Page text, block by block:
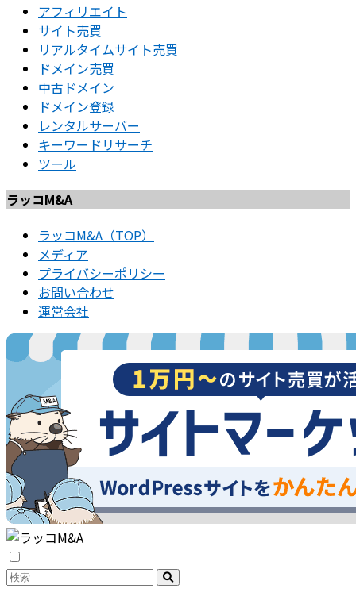
アフィリエイト
サイト売買
リアルタイムサイト売買
ドメイン売買
中古ドメイン
ドメイン登録
レンタルサーバー
キーワードリサーチ
ツール
ラッコM&A
ラッコM&A（TOP）
メディア
プライバシーポリシー
お問い合わせ
運営会社